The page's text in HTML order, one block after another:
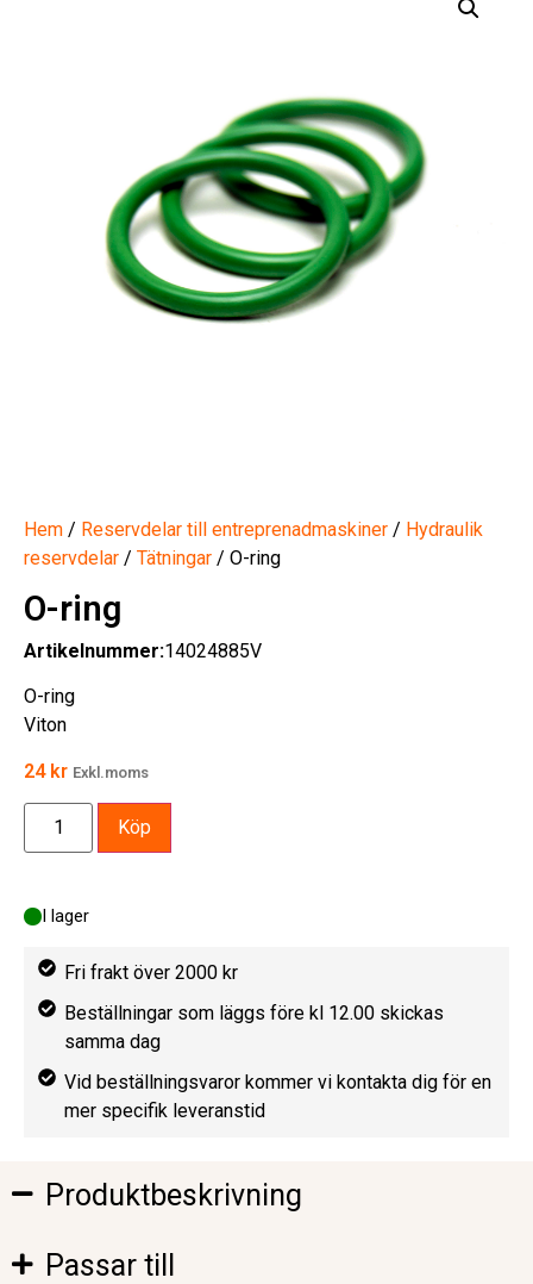
Hem / Reservdelar till entreprenadmaskiner / Hydraulik
reservdelar / Tätningar / O-ring
O-ring
Artikelnummer:14024885V
O-ring
Viton
24 kr Exkl.moms
I lager
Köp
Fri frakt över 2000 kr
Beställningar som läggs före kl 12.00 skickas
samma dag
Vid beställningsvaror kommer vi kontakta dig för en
mer specifik leveranstid
Produktbeskrivning
Passar till